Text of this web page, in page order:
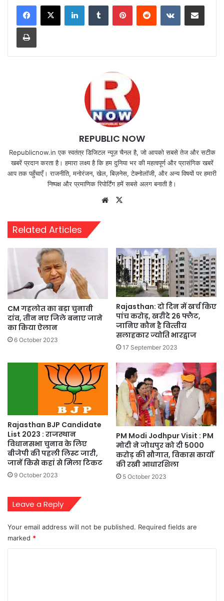
LinkedInTumblr PinterestReddit VKontakteShare via Email
Print
REPUBLIC NOW
Republicnow.in एक स्वतंत्र डिजिटल न्यूज़ चैनल है, जो आपको सबसे तेज और सटीक
खबरें प्रदान करता है। हमारा लक्ष्य है कि हम दुनिया भर की महत्वपूर्ण और प्रासंगिक खबरें
आप तक पहुँचाएँ। राजनीति, मनोरंजन, खेल, बिज़नेस, टेक्नोलॉजी, और अन्य विषयों पर हमारी
निष्पक्ष और प्रमाणिक रिपोर्टिंग हमें सबसे अलग बनाती है।
Website
Related Articles
CM गहलोत का बड़ा चुनावी
दांव, तीन नए जिले बनाए जाने
का किया ऐलान
6 October 2023
Rajasthan: दो दिन में खर्च किए
पांच करोड़, खरीदे 26 फ्लैट,
जानिए कौन है वित्‍तीय
सलाहकार ज्‍योति भारद्वाज
17 September 2023
Rajasthan BJP Candidate
List 2023 : राजस्थान
विधानसभा चुनाव के लिए
बीजेपी की पहली लिस्ट जारी,
जानें किसे कहां से मिला टिकट
9 October 2023
PM Modi Jodhpur Visit : PM
मोदी ने जोधपुर को दी 5000
करोड़ की सौगात, विकास कार्यों
की रखी आधारशिला
5 October 2023
Leave a Reply
Your email address will not be published. Required fields are
marked *